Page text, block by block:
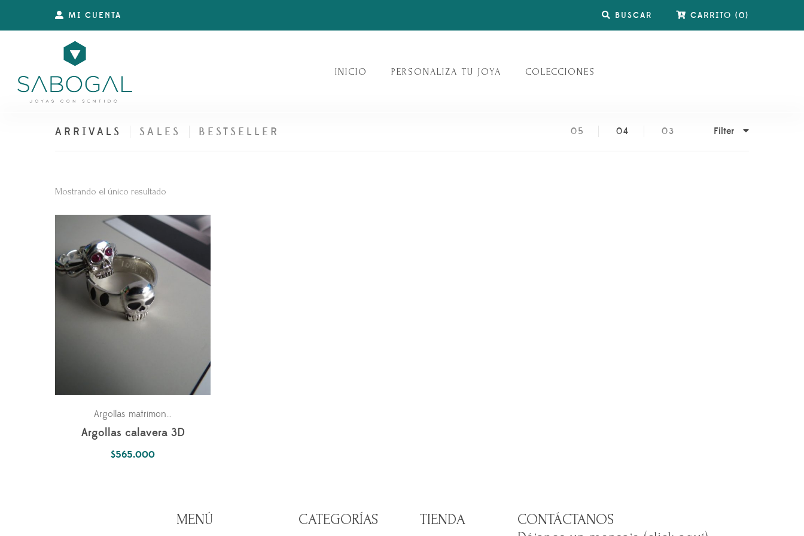
MI CUENTA BUSCAR CARRITO (0)
INICIO PERSONALIZA TU JOYA COLECCIONES
ARRIVALS SALES BESTSELLER 05 04 03 Filter
Mostrando el único resultado
Argollas matrimonio
Argollas calavera 3D
$565.000
MENÚ CATEGORÍAS TIENDA
CONTÁCTANOS